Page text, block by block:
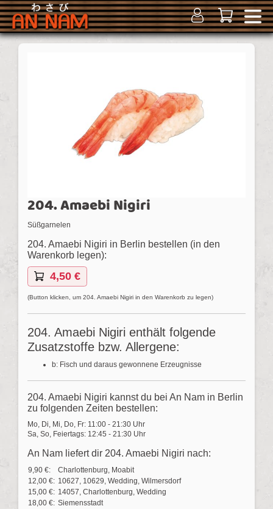
204. Amaebi Nigiri
Süßgarnelen
204. Amaebi Nigiri in Berlin bestellen (in den
Warenkorb legen):
4,50 €
(Button klicken, um 204. Amaebi Nigiri in den Warenkorb zu legen)
204. Amaebi Nigiri enthält folgende
Zusatzstoffe bzw. Allergene:
b: Fisch und daraus gewonnene Erzeugnisse
204. Amaebi Nigiri kannst du bei An Nam in Berlin
zu folgenden Zeiten bestellen:
Mo, Di, Mi, Do, Fr: 11:00 - 21:30 Uhr
Sa, So, Feiertags: 12:45 - 21:30 Uhr
An Nam liefert dir 204. Amaebi Nigiri nach:
9,90 €:
Charlottenburg, Moabit
12,00 €: 10627, 10629, Wedding, Wilmersdorf
15,00 €: 14057, Charlottenburg, Wedding
18,00 €: Siemensstadt